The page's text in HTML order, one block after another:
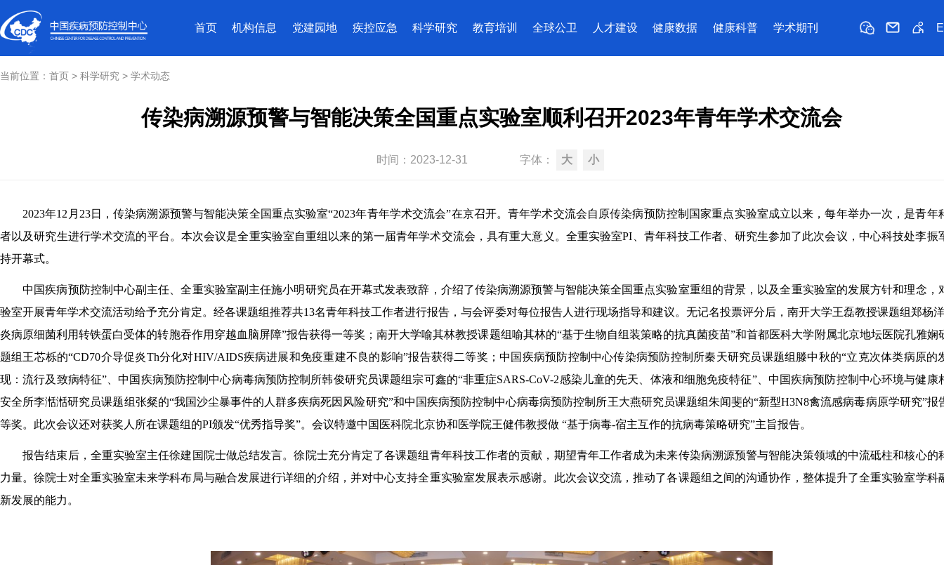
首页 机构信息 党建园地 疾控应急 科学研究 教育培训 全球公卫 人才建设 健康数据 健康科普 学术期刊
当前位置： 首页 > 科学研究 > 学术动态
传染病溯源预警与智能决策全国重点实验室顺利召开2023年青年学术交流会
时间： 2023-12-31 字体： 大 小
2023年12月23日，传染病溯源预警与智能决策全国重点实验室“2023年青年学术交流会”在京召开。青年学术交流会自原传染病预防控制国家重点实验室成立以来，每年举办一次，是青年
者以及研究生进行学术交流的平台。本次会议是全重实验室自重组以来的第一届青年学术交流会，具有重大意义。全重实验室PI、青年科技工作者、研究生参加了此次会议，中心科技处李振
持开幕式。
中国疾病预防控制中心副主任、全重实验室副主任施小明研究员在开幕式发表致辞，介绍了传染病溯源预警与智能决策全国重点实验室重组的背景，以及全重实验室的发展方针和理念，
验室开展青年学术交流活动给予充分肯定。经各课题组推荐共13名青年科技工作者进行报告，与会评委对每位报告人进行现场指导和建议。无记名投票评分后，南开大学王磊教授课题组郑杨
炎病原细菌利用转铁蛋白受体的转胞吞作用穿越血脑屏障”报告获得一等奖；南开大学喻其林教授课题组喻其林的“基于生物自组装策略的抗真菌疫苗”和首都医科大学附属北京地坛医院孔雅娴
题组王芯栎的“CD70介导促炎Th分化对HIV/AIDS疾病进展和免疫重建不良的影响”报告获得二等奖；中国疾病预防控制中心传染病预防控制所秦天研究员课题组滕中秋的“立克次体类病原的
现：流行及致病特征”、中国疾病预防控制中心病毒病预防控制所韩俊研究员课题组宗可鑫的“非重症SARS-CoV-2感染儿童的先天、体液和细胞免疫特征”、中国疾病预防控制中心环境与健康
安全所李湉湉研究员课题组张粲的“我国沙尘暴事件的人群多疾病死因风险研究”和中国疾病预防控制中心病毒病预防控制所王大燕研究员课题组朱闻斐的“新型H3N8禽流感病毒病原学研究”报
等奖。此次会议还对获奖人所在课题组的PI颁发“优秀指导奖”。会议特邀中国医科院北京协和医学院王健伟教授做 “基于病毒-宿主互作的抗病毒策略研究”主旨报告。
报告结束后，全重实验室主任徐建国院士做总结发言。徐院士充分肯定了各课题组青年科技工作者的贡献，期望青年工作者成为未来传染病溯源预警与智能决策领域的中流砥柱和核心的
力量。徐院士对全重实验室未来学科布局与融合发展进行详细的介绍，并对中心支持全重实验室发展表示感谢。 此次会议交流，推动了各课题组之间的沟通协作，整体提升了全重实验室学科
新发展的能力。